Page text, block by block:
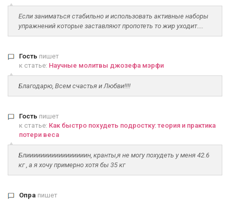
Если заниматься стабильно и использовать активные наборы
упражнений которые заставляют пропотеть то жир уходит....
Гость пишет
к статье: Научные молитвы джозефа мэрфи
Благодарю, Всем счастья и Любви!!!!
Гость пишет
к статье: Как быстро похудеть подростку: теория и практика
потери веса
Блииииииииииииииииин, кранты,я не могу похудеть у меня 42.6
кг , а я хочу примерно хотя бы 35 кг
Опра пишет